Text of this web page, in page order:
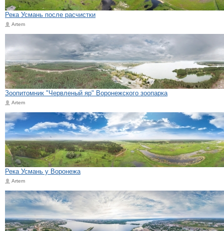
Река Усмань после расчистки
Artem
Зоопитомник "Червленый яр" Воронежского зоопарка
Artem
Река Усмань у Воронежа
Artem